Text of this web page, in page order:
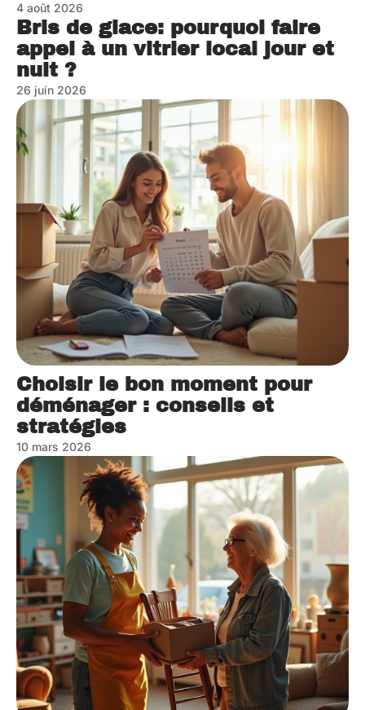
4 août 2026
Bris de glace: pourquoi faire
appel à un vitrier local jour et
nuit ?
26 juin 2026
Choisir le bon moment pour
déménager : conseils et
stratégies
10 mars 2026